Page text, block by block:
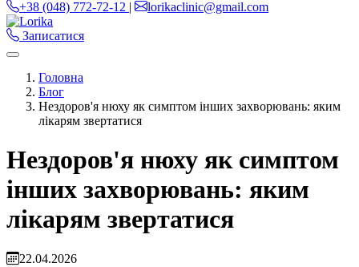
+38 (048) 772-72-12 | lorikaclinic@gmail.com
Записатися
Головна
Блог
Нездоров'я нюху як симптом інших захворювань: яким
лікарям звертатися
Нездоров'я нюху як симптом
інших захворювань: яким
лікарям звертатися
22.04.2026